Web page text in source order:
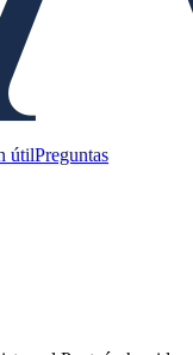
útilPreguntas